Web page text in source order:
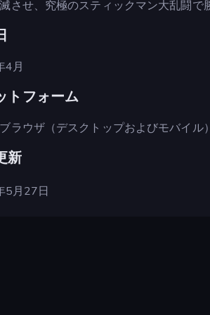
させ、究極のスティックマン大乱闘で
4月
トフォーム
ラウザ（デスクトップおよびモバイル）
新
5月27日